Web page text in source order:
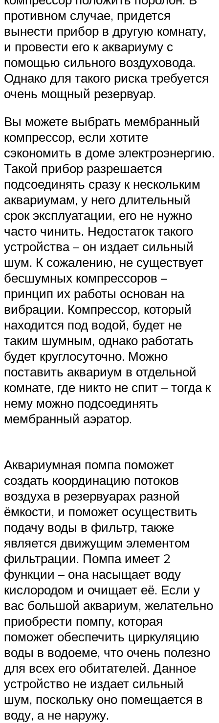
противном случае, придется
вынести прибор в другую комнату,
и провести его к аквариуму с
помощью сильного воздуховода.
Однако для такого риска требуется
очень мощный резервуар.
Вы можете выбрать мембранный
компрессор, если хотите
сэкономить в доме электроэнергию.
Такой прибор разрешается
подсоединять сразу к нескольким
аквариумам, у него длительный
срок эксплуатации, его не нужно
часто чинить. Недостаток такого
устройства – он издает сильный
шум. К сожалению, не существует
бесшумных компрессоров –
принцип их работы основан на
вибрации. Компрессор, который
находится под водой, будет не
таким шумным, однако работать
будет круглосуточно. Можно
поставить аквариум в отдельной
комнате, где никто не спит – тогда к
нему можно подсоединять
мембранный аэратор.
Аквариумная помпа поможет
создать координацию потоков
воздуха в резервуарах разной
ёмкости, и поможет осуществить
подачу воды в фильтр, также
является движущим элементом
фильтрации. Помпа имеет 2
функции – она насыщает воду
кислородом и очищает её. Если у
вас большой аквариум, желательно
приобрести помпу, которая
поможет обеспечить циркуляцию
воды в водоеме, что очень полезно
для всех его обитателей. Данное
устройство не издает сильный
шум, поскольку оно помещается в
воду, а не наружу.